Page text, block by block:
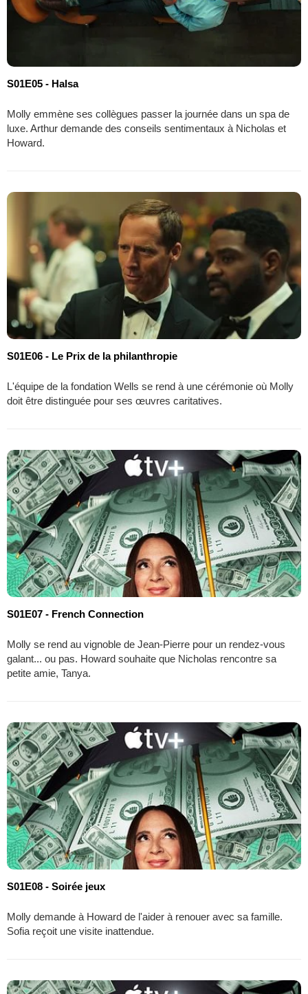
S01E05 - Halsa
Molly emmène ses collègues passer la journée dans un spa de
luxe. Arthur demande des conseils sentimentaux à Nicholas et
Howard.
S01E06 - Le Prix de la philanthropie
L'équipe de la fondation Wells se rend à une cérémonie où Molly
doit être distinguée pour ses œuvres caritatives.
S01E07 - French Connection
Molly se rend au vignoble de Jean-Pierre pour un rendez-vous
galant... ou pas. Howard souhaite que Nicholas rencontre sa
petite amie, Tanya.
S01E08 - Soirée jeux
Molly demande à Howard de l'aider à renouer avec sa famille.
Sofia reçoit une visite inattendue.